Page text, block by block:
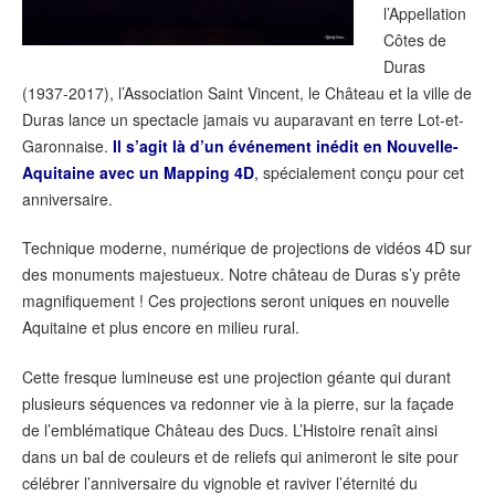
l’Appellation
Côtes de
Duras
(1937-2017), l’Association Saint Vincent, le Château et la ville de
Duras lance un spectacle jamais vu auparavant en terre Lot-et-
Garonnaise. Il s’agit là d’un événement inédit en Nouvelle-
Aquitaine avec un Mapping 4D, spécialement conçu pour cet
anniversaire.
Technique moderne, numérique de projections de vidéos 4D sur
des monuments majestueux. Notre château de Duras s’y prête
magnifiquement ! Ces projections seront uniques en nouvelle
Aquitaine et plus encore en milieu rural.
Cette fresque lumineuse est une projection géante qui durant
plusieurs séquences va redonner vie à la pierre, sur la façade
de l’emblématique Château des Ducs. L’Histoire renaît ainsi
dans un bal de couleurs et de reliefs qui animeront le site pour
célébrer l’anniversaire du vignoble et raviver l’éternité du